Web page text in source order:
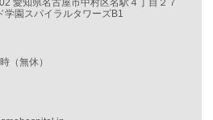
愛知県名古屋市中村区名駅４丁目２７
学園スパイラルタワーズB1
（無休）